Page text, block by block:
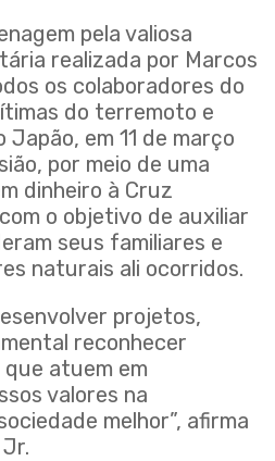
pela valiosa
realizada por Marcos
os colaboradores do
do terremoto e
em 11 de março
por meio de uma
dinheiro à Cruz
o objetivo de auxiliar
seus familiares e
naturais ali ocorridos.
projetos,
reconhecer
atuem em
valores na
melhor”, afirma